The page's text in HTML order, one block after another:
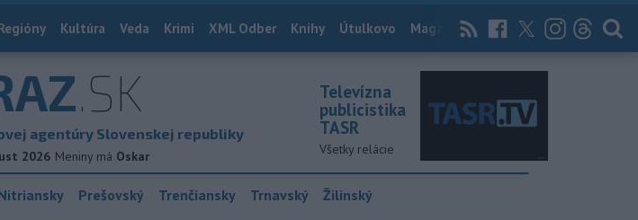
Kultúra Veda Krimi XML Odber Knihy Útulkovo Magazín News Now Archív
.SK
agentúry Slovenskej republiky
2026 Meniny má Oskar
Televízna
publicistika
TASR
Všetky relácie
Prešovský Trenčiansky Trnavský Žilinský